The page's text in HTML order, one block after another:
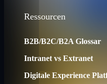
Ressourcen
B2B/B2C/B2A Glossar
Intranet vs Extranet
Digitale Experience